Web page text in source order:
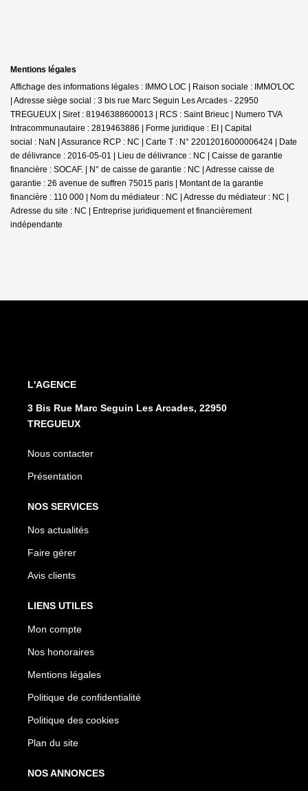
Mentions légales
Affichage des informations légales : IMMO LOC | Raison sociale : IMMO'LOC
| Adresse siège social : 3 bis rue Marc Seguin Les Arcades - 22950
TREGUEUX | Siret : 81946388600013 | RCS : Saint Brieuc | Numero TVA
Intracommunautaire : 2819463886 | Forme juridique : EI | Capital
social : NaN | Assurance RCP : NC | Carte T : N° 22012016000006424 | Date
de délivrance : 2016-05-01 | Lieu de délivrance : NC | Caisse de garantie
financière : SOCAF. | N° de caisse de garantie : NC | Adresse caisse de
garantie : 26 avenue de suffren 75015 paris | Montant de la garantie
financière : 110 000 | Nom du médiateur : NC | Adresse du médiateur : NC |
Adresse du site : NC | Entreprise juridiquement et financièrement
indépendante
L'AGENCE
3 Bis Rue Marc Seguin Les Arcades, 22950
TREGUEUX
Nous contacter
Présentation
NOS SERVICES
Nos actualités
Faire gérer
Avis clients
LIENS UTILES
Mon compte
Nos honoraires
Mentions légales
Politique de confidentialité
Politique des cookies
Plan du site
NOS ANNONCES